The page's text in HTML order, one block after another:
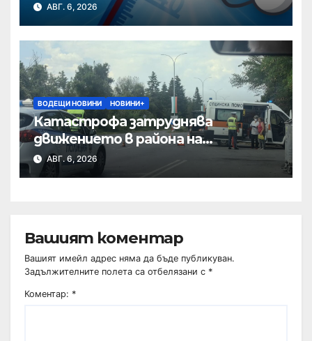
АВГ. 6, 2026
ВОДЕЩИ НОВИНИ НОВИНИ+
Катастрофа затруднява
движението в района на
Хиподрума
АВГ. 6, 2026
Вашият коментар
Вашият имейл адрес няма да бъде публикуван.
Задължителните полета са отбелязани с *
Коментар: *